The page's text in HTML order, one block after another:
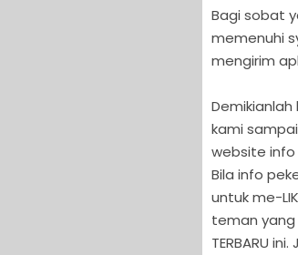
Bagi sobat
memenuhi
mengirim
kami
website info
Bila info
untuk me-
teman yang
TERBARU